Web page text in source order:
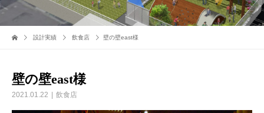
設計実績 飲食店 壁の壁east様
壁の壁east様
2021.01.22 飲食店